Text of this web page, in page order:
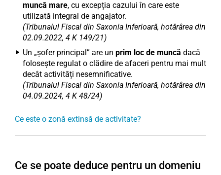
muncă mare, cu excepția cazului în care este
utilizată integral de angajator.
(Tribunalul Fiscal din Saxonia Inferioară, hotărârea din
02.09.2022, 4 K 149/21)
Un „șofer principal” are un prim loc de muncă dacă
folosește regulat o clădire de afaceri pentru mai mult
decât activități nesemnificative.
(Tribunalul Fiscal din Saxonia Inferioară, hotărârea din
04.09.2024, 4 K 48/24)
Ce este o zonă extinsă de activitate?
Ce se poate deduce pentru un domeniu